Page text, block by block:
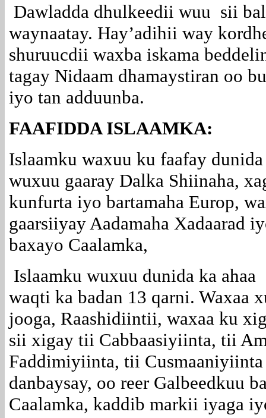
Dawladda dhulkeedii wuu sii
waynaatay. Hay’adihii way
shuruucdii waxba iskama
tagay Nidaam dhamaystiran oo
iyo tan adduunba.
FAAFIDDA ISLAAMKA:
Islaamku waxuu ku faafay
wuxuu gaaray Dalka Shiinaha,
kunfurta iyo bartamaha Europ,
gaarsiiyay Aadamaha
baxayo Caalamka,
Islaamku wuxuu dunida ka
waqti ka badan 13 qarni. Waxaa
jooga, Raashidiintii, waxaa ku
sii xigay tii Cabbaasiyiinta, tii
Faddimiyiinta, tii
danbaysay, oo reer Galbeedkuu
Caalamka, kaddib markii iyaga